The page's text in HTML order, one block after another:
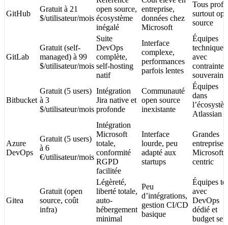
GitHub
Gratuit à 21
$/utilisateur/mois
open source,
écosystème
inégalé
entreprise,
données chez
Microsoft
Tous
surtout
source
GitLab
Gratuit (self-
managed) à 99
$/utilisateur/mois
Suite
DevOps
complète,
self-hosting
natif
Interface
complexe,
performances
parfois lentes
Équipes
techniques
avec
contraintes
Bitbucket
Gratuit (5 users)
à 3
$/utilisateur/mois
Intégration
Jira native et
profonde
Communauté
open source
inexistante
Équipes
dans
Atlassian
Azure
DevOps
Gratuit (5 users)
à 6
€/utilisateur/mois
Intégration
Microsoft
totale,
conformité
RGPD
facilitée
Interface
lourde, peu
adapté aux
startups
Grandes
entreprises
Microsoft-
centric
Gitea
Gratuit (open
source, coût
infra)
Légèreté,
liberté totale,
auto-
hébergement
minimal
Peu
d’intégrations,
gestion CI/CD
basique
Équipes
avec
DevOps
dédié et
budget